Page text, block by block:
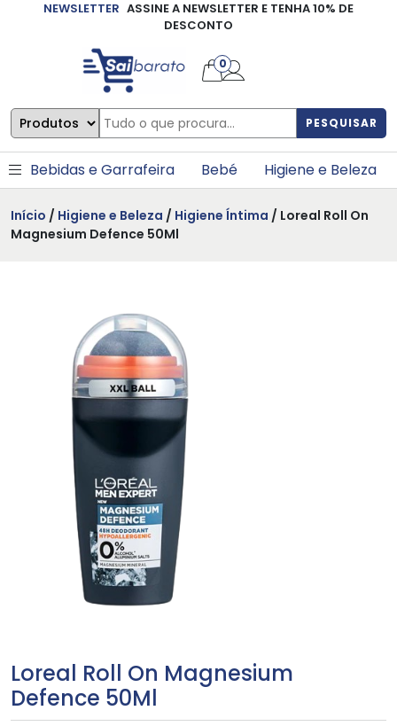
NEWSLETTER ASSINE A NEWSLETTER E TENHA 10% DE
DESCONTO
PESQUISAR
0
Bebidas e Garrafeira Bebé Higiene e Beleza
Início / Higiene e Beleza / Higiene Íntima / Loreal Roll On
Magnesium Defence 50Ml
Loreal Roll On Magnesium
Defence 50Ml